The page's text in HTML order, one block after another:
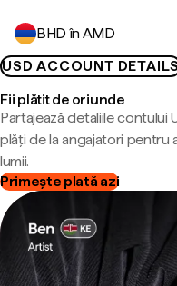
BHD în AMD
USD ACCOUNT
Fii plătit de oriunde
Partajează detaliile contului
plăți de la angajatori pentru
lumii.
Primește plată azi